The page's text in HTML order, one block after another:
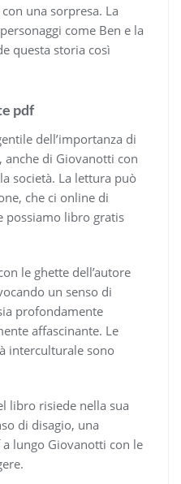
una sorpresa. La
come Ben e la
questa storia così
pdf
dell’importanza di
anche di Giovanotti con
società. La lettura può
che ci online di
possiamo libro gratis
le ghette dell’autore
un senso di
profondamente
affascinante. Le
interculturale sono
libro risiede nella sua
di disagio, una
lungo Giovanotti con le